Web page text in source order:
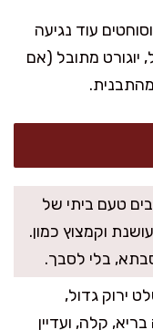
עוד נגיעה
יוגורט מתובל (אם
טעם ביתי של
וקמצוץ כמון.
בלי לסבך.
ירוק גדול,
קלה, ועדיין